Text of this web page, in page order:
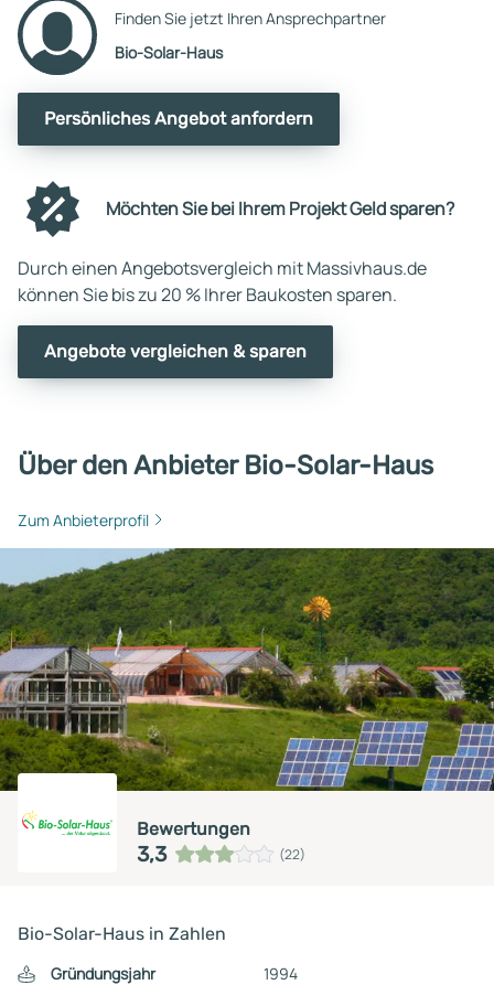
Finden Sie jetzt Ihren Ansprechpartner
Bio-Solar-Haus
Persönliches Angebot anfordern
Möchten Sie bei Ihrem Projekt Geld sparen?
Durch einen Angebotsvergleich mit Massivhaus.de
können Sie bis zu 20 % Ihrer Baukosten sparen.
Angebote vergleichen & sparen
Über den Anbieter Bio-Solar-Haus
Zum Anbieterprofil
Bewertungen
3,3 (22)
Bio-Solar-Haus in Zahlen
Gründungsjahr
1994